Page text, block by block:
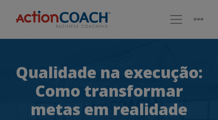
Qualidade na execução:
Como transformar
metas em realidade